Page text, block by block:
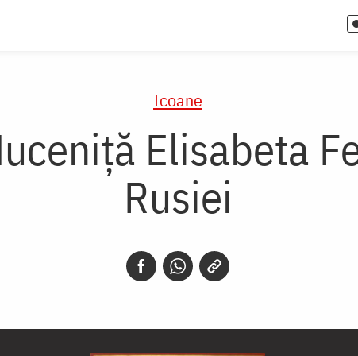
Icoane
Elisabeta
Rusiei